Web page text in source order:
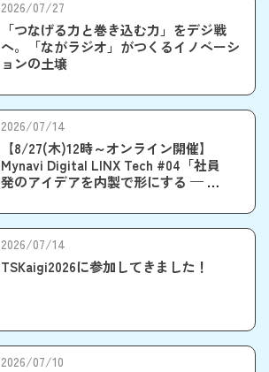
2026/07/27
「つなげる力と巻き込む力」をデジ戦
へ。「ながラジオ」がつくるイノベーシ
ョンの土壌
2026/07/14
【8/27(木)12時～オンライン開催】
Mynavi Digital LINX Tech #04「社員
発のアイデアを内製で形にする — 事
プロダクト開発のリアル」
2026/07/14
TSKaigi2026に参加してきました！
2026/07/10